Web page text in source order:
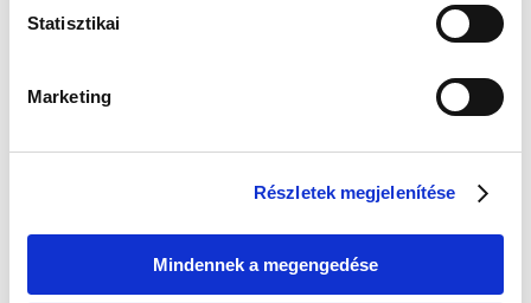
Statisztikai
Marketing
Részletek megjelenítése
Mindennek a megengedése